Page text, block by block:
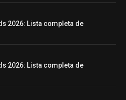
2026: Lista completa de
2026: Lista completa de